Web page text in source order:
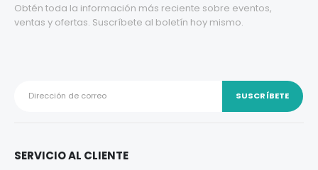
Obtén toda la información más reciente sobre eventos,
ventas y ofertas. Suscríbete al boletín hoy mismo.
SERVICIO AL CLIENTE